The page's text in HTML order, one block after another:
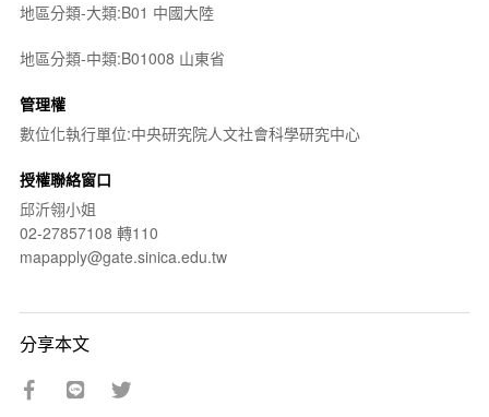
地區分類-大類:B01 中國大陸
地區分類-中類:B01008 山東省
管理權
數位化執行單位:中央研究院人文社會科學研究中心
授權聯絡窗口
邱沂翎小姐
02-27857108 轉110
mapapply@gate.sinica.edu.tw
分享本文